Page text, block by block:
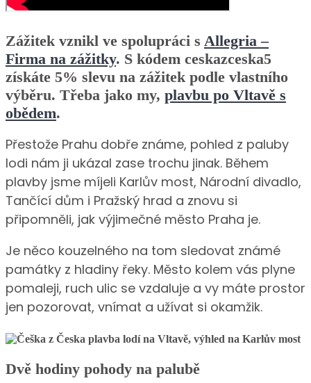
Zážitek vznikl ve spolupráci s Allegria –
Firma na zážitky. S kódem ceskazceska5
získáte 5% slevu na zážitek podle vlastního
výběru. Třeba jako my, plavbu po Vltavě s
obědem.
Přestože Prahu dobře známe, pohled z paluby
lodi nám ji ukázal zase trochu jinak. Během
plavby jsme míjeli Karlův most, Národní divadlo,
Tančící dům i Pražský hrad a znovu si
připomněli, jak výjimečné město Praha je.
Je něco kouzelného na tom sledovat známé
památky z hladiny řeky. Město kolem vás plyne
pomaleji, ruch ulic se vzdaluje a vy máte prostor
jen pozorovat, vnímat a užívat si okamžik.
Dvě hodiny pohody na palubě